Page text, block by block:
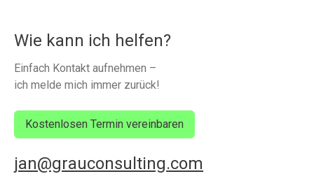
Wie kann ich helfen?
Einfach Kontakt aufnehmen –
ich melde mich immer zurück!
Kostenlosen Termin vereinbaren
jan@grauconsulting.com